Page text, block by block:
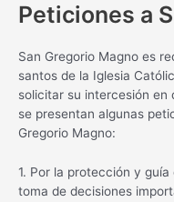
Peticiones a
San Gregorio Magno es
santos de la Iglesia
solicitar su intercesión en
se presentan algunas
Gregorio Magno:
1. Por la protección y
toma de decisiones